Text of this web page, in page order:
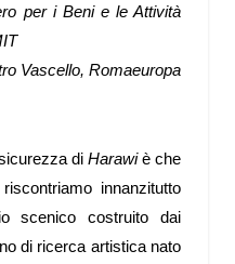
per i Beni e le Attività
Vascello, Romaeuropa
di Harawiè che
innanzitutto
scenico costruito dai
di ricerca artistica nato